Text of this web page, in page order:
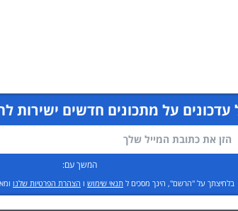
עדכונים על מתכונים חדשים ישירות
המשך עם:
בלחיצתך על "הרשם", הינך מסכים ל תנאי שימוש ו הצהרת הפרטיות שלנו